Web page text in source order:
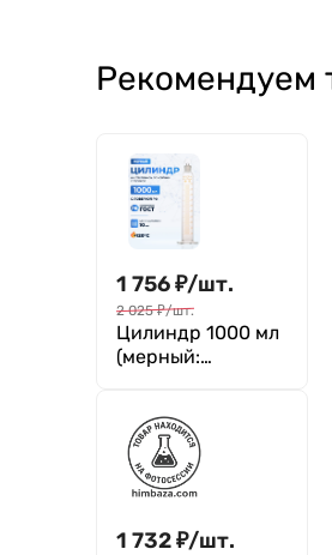
Рекомендуем
1 756₽/шт.
2 025 ₽/шт.
Цилиндр 1000 мл
(мерный:
пробкой, на
стеклянном
основании), 2-
1000-2
1 732₽/шт.